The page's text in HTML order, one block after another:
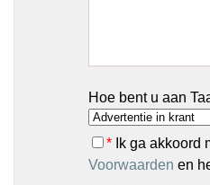
Hoe bent u aan
* Ik ga akkoord
Voorwaarden en